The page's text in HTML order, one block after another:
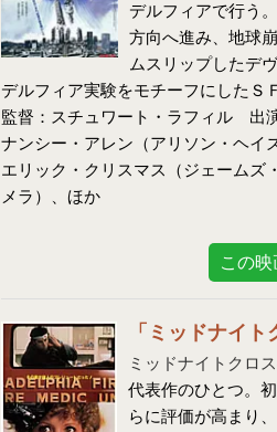
デルフィアで行う
方向へ進み、地球
ムスリップしたデ
デルフィア実験をモチーフにしたＳ
監督：スチュワート・ラフィル 出
ナンシー・アレン（アリソン・ヘイ
エリック・クリスマス（ジェームズ
メラ）、ほか
この
「ミッドナイ
ミッドナイトクロス
代表作のひとつ。
らに評価が高まり